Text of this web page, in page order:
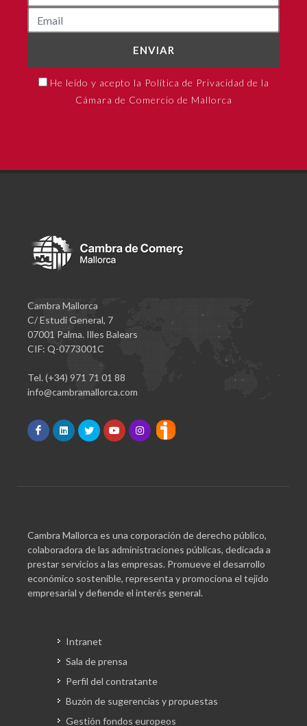
ENVIAR
He leído y acepto la Política de Privacidad de la
Cámara de Comercio de Mallorca
Cambra Mallorca
C/ Estudi General, 7
07001 Palma. Illes Balears
CIF: Q-0773001C
Tel. (+34) 971 71 01 88
info@cambramallorca.com
Cambra Mallorca es una corporación de derecho público,
colaboradora de las administraciones públicas, dedicada a
prestar servicios a las empresas. Promueve el desarrollo
económico sostenible, representa y promociona el tejido
empresarial y defiende el interés general.
Intranet
Sala de prensa
Perfil del contratante
Buzón de sugerencias y propuestas
Gestión fondos europeos